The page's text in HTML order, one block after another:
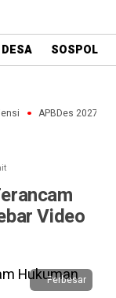
SOSPOL
APBDes 2027:
Video
Perbesar